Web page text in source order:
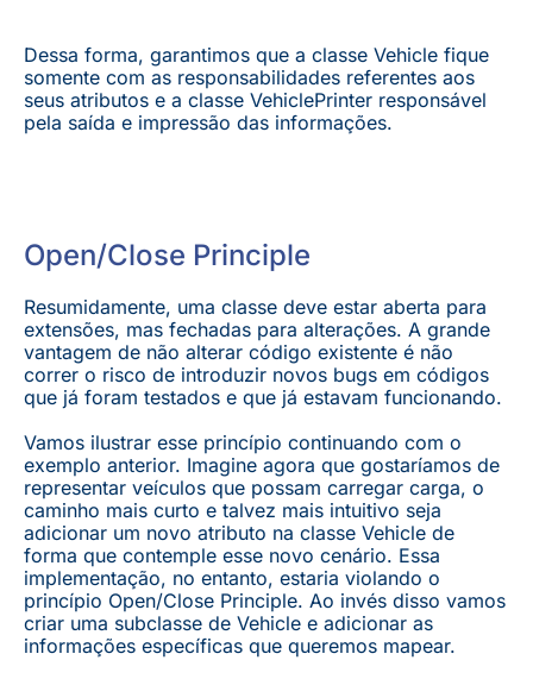
Dessa forma, garantimos que a classe Vehicle fique
somente com as responsabilidades referentes aos
seus atributos e a classe VehiclePrinter responsável
pela saída e impressão das informações.
Open/Close Principle
Resumidamente, uma classe deve estar aberta para
extensões, mas fechadas para alterações. A grande
vantagem de não alterar código existente é não
correr o risco de introduzir novos bugs em códigos
que já foram testados e que já estavam funcionando.
Vamos ilustrar esse princípio continuando com o
exemplo anterior. Imagine agora que gostaríamos de
representar veículos que possam carregar carga, o
caminho mais curto e talvez mais intuitivo seja
adicionar um novo atributo na classe Vehicle de
forma que contemple esse novo cenário. Essa
implementação, no entanto, estaria violando o
princípio Open/Close Principle. Ao invés disso vamos
criar uma subclasse de Vehicle e adicionar as
informações específicas que queremos mapear.